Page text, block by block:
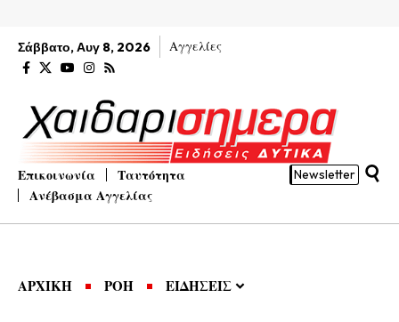
Σάββατο, Αυγ 8, 2026 Αγγελίες
Επικοινωνία
Ταυτότητα
Ανέβασμα Αγγελίας
Newsletter
ΑΡΧΙΚΗ ΡΟΗ ΕΙΔΗΣΕΙΣ